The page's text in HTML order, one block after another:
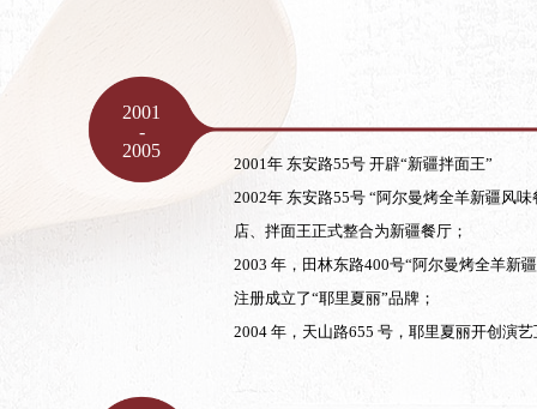
2001年 东安路55号 开辟“新疆拌面王”
2002年 东安路55号 “阿尔曼烤全羊新疆风
店、拌面王正式整合为新疆餐厅；
2003 年，田林东路400号“阿尔曼烤全羊新
注册成立了“耶里夏丽”品牌；
2004 年，天山路655 号，耶里夏丽开创演
2001
-
2005​